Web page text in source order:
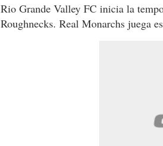
Rio Grande Valley FC inicia la
Roughnecks. Real Monarchs juega